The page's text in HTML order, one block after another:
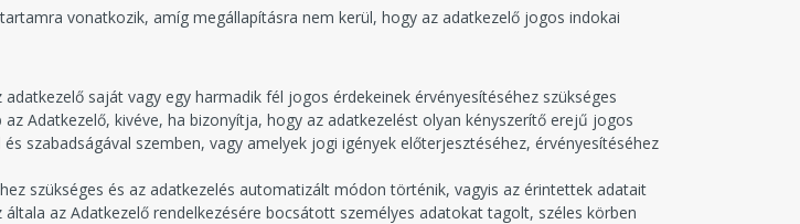
vonatkozik, amíg megállapításra nem kerül, hogy az adatkezelő jogos indokai
saját vagy egy harmadik fél jogos érdekeinek érvényesítéséhez szükséges
Adatkezelő, kivéve, ha bizonyítja, hogy az adatkezelést olyan kényszerítő erejű jogos
szabadságával szemben, vagy amelyek jogi igények előterjesztéséhez, érvényesítéséhez
szükséges és az adatkezelés automatizált módon történik, vagyis az érintettek adatait
az Adatkezelő rendelkezésére bocsátott személyes adatokat tagolt, széles körben